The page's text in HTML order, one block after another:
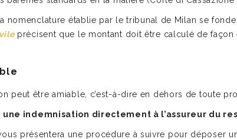
nomenclature établie par le tribunal de Milan se
précisent que le montant doit être calculé de
peut être amiable, c’est-à-dire en dehors de toute
une indemnisation directement à l’assureur du
présentera une procédure à suivre pour déposer